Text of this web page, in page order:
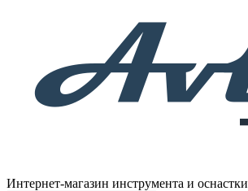
Интернет-магазин инструмента и оснастки